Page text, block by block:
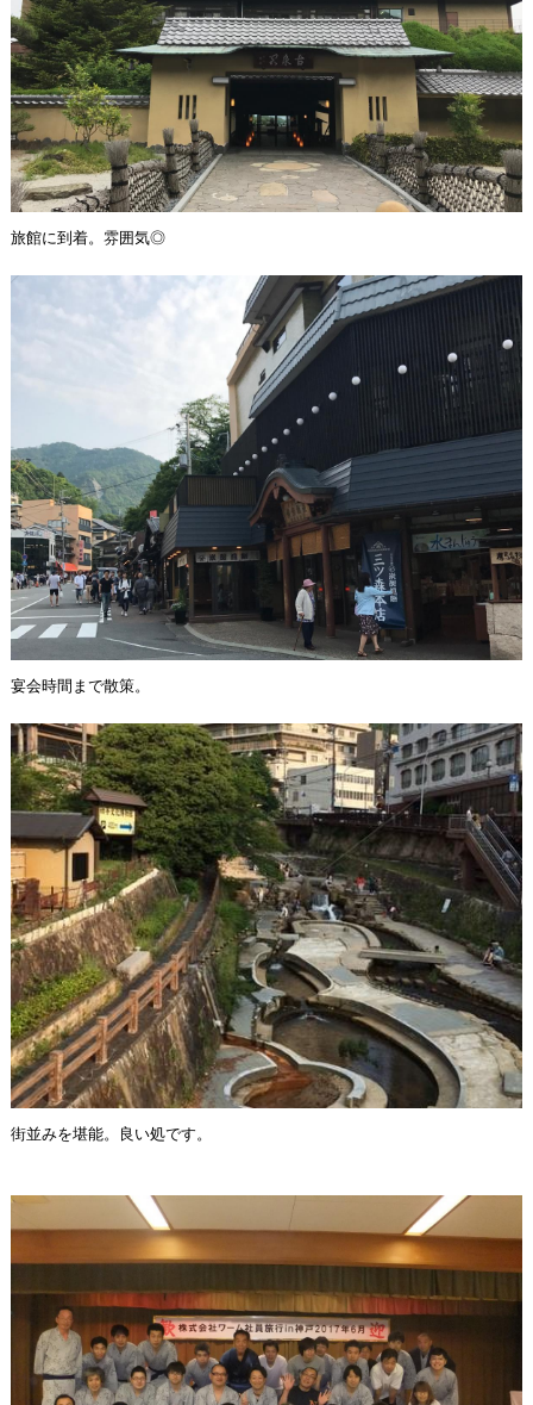
旅館に到着。雰囲気◎
宴会時間まで散策。
街並みを堪能。良い処です。